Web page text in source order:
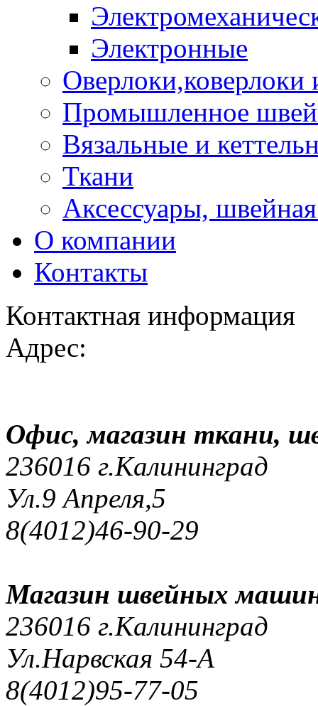
Электронные
Промышленное
Вязальные и
Ткани
Аксессуары,
О компании
Контакты
Контактная информация
Адрес:
Офис, магазин ткани,
236016 г.Калининград
Ул.9 Апреля,5
8(4012)46-90-29
Магазин швейных
236016 г.Калининград
Ул.Нарвская 54-А
8(4012)95-77-05